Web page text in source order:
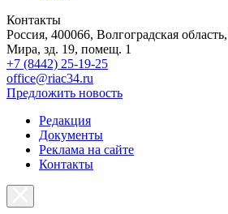
Контакты
Россия, 400066, Волгоградская
Мира, зд. 19, помещ. 1
+7 (8442) 25-19-25
office@riac34.ru
Предложить новость
Редакция
Документы
Реклама на сайте
Контакты